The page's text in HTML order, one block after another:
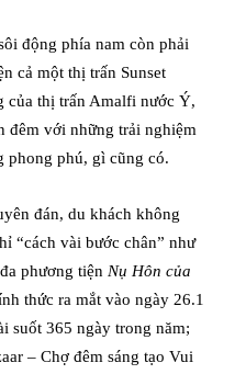
động phía nam còn phải
cả một thị trấn Sunset
của thị trấn Amalfi nước Ý,
đêm với những trải nghiệm
phong phú, gì cũng có.
đán, du khách không
“cách vài bước chân” như
phương tiện Nụ Hôn của
thức ra mắt vào ngày 26.1
suốt 365 ngày trong năm;
– Chợ đêm sáng tạo Vui